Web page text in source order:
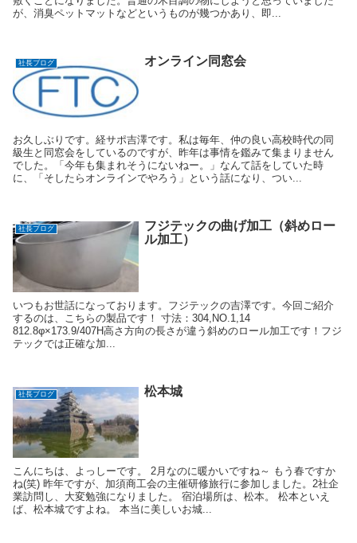
が、消臭ペットマットなどというものが幾つかあり、即...
社長ブログ オンライン同窓会
お久しぶりです。経サポ吉澤です。私は毎年、仲の良い高校時代の同
級生と同窓会をしているのですが、昨年は事情を鑑みて集まりません
でした。「今年も集まれそうにないねー。」なんて話をしていた時
に、「そしたらオンラインでやろう」という話になり、つい...
社長ブログ
フジテックの曲げ加工（斜めロー
ル加工）
いつもお世話になっております。フジテックの吉澤です。今回ご紹介
するのは、こちらの製品です！ 寸法：304,NO.1,14
812.8φ×173.9/407H高さ方向の長さが違う斜めのロール加工です！フジ
テックでは正確な加...
社長ブログ 松本城
こんにちは、よっしーです。 2月なのに暖かいですね～ もう春ですか
ね(笑) 昨年ですが、加須商工会の主催研修旅行に参加しました。2社企
業訪問し、大変勉強になりました。 宿泊場所は、松本。 松本といえ
ば、松本城ですよね。 本当に美しいお城...